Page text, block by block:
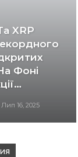
XRP
Фоні
Лип 16, 2025